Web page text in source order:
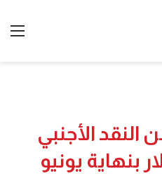
الأجنبي
دولار بنهاية يونيو